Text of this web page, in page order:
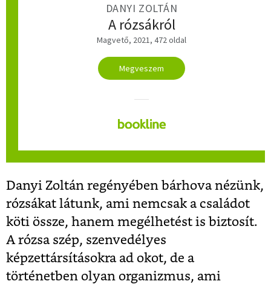
DANYI ZOLTÁN
A rózsákról
Magvető, 2021, 472 oldal
Megveszem
Danyi Zoltán regényében bárhova nézünk,
rózsákat látunk, ami nemcsak a családot
köti össze, hanem megélhetést is biztosít.
A rózsa szép, szenvedélyes
képzettársításokra ad okot, de a
történetben olyan organizmus, ami